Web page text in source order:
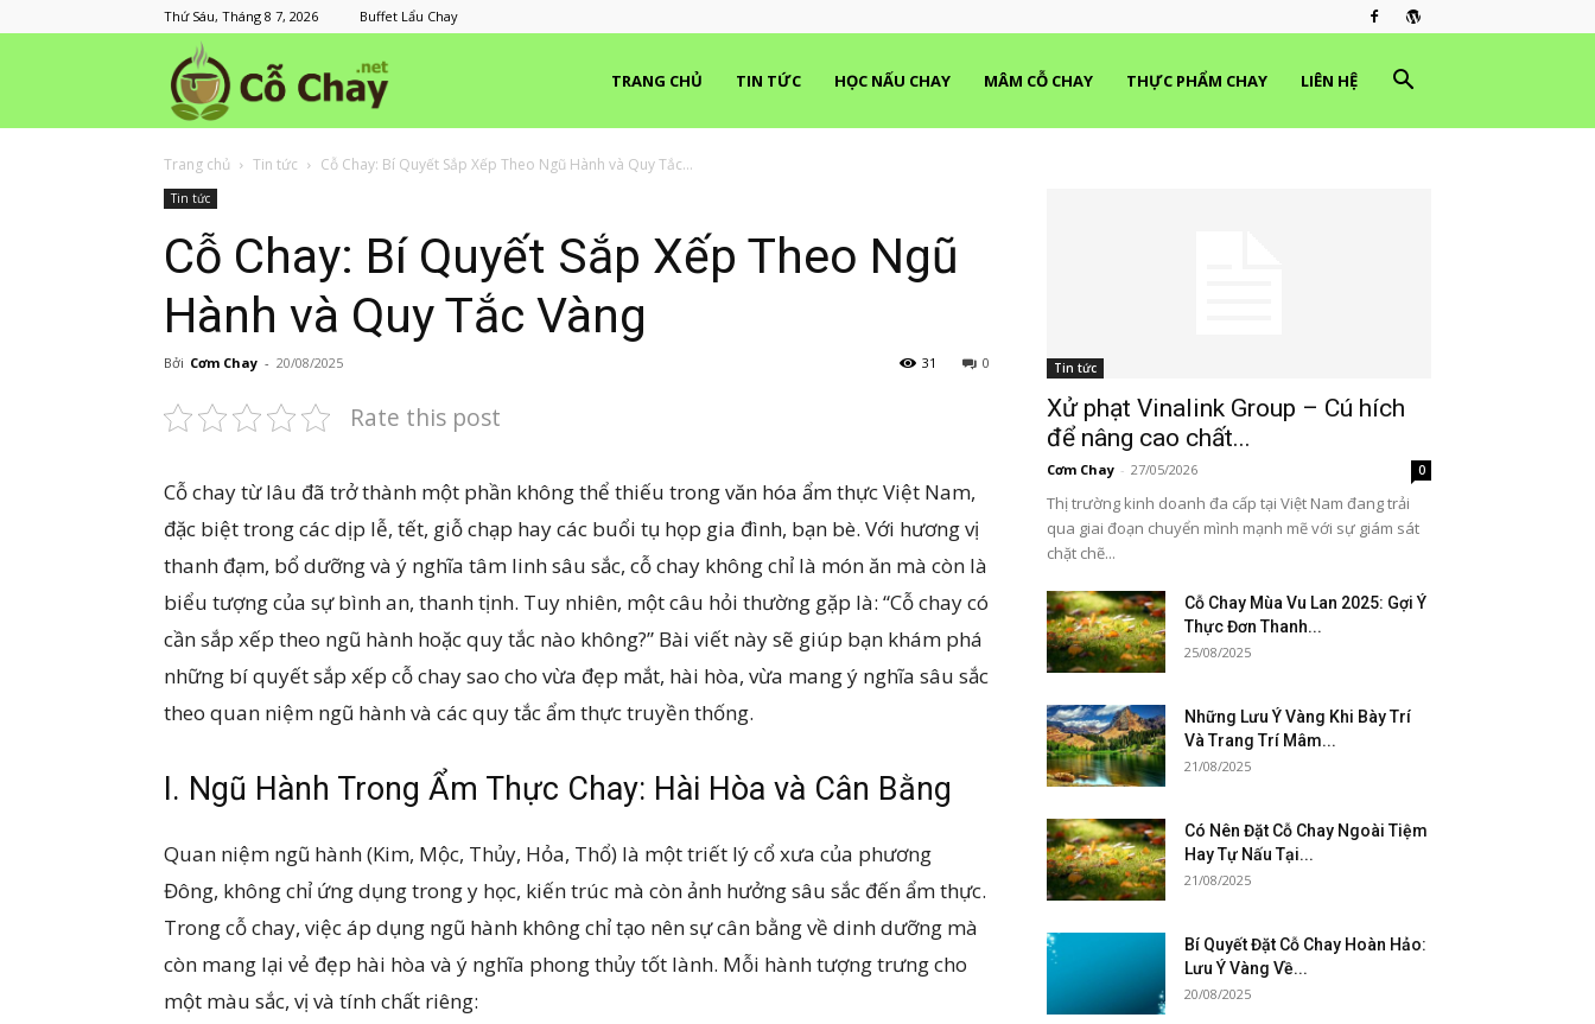
Thứ Sáu, Tháng 8 7, 2026 Buffet Lẩu Chay
Chay
TRANG CHỦ TIN TỨC HỌC NẤU CHAY MÂM CỖ CHAY THỰC PHẨM CHAY LIÊN HỆ
Trang chủ Tin tức Cỗ Chay: Bí Quyết Sắp Xếp Theo Ngũ Hành và Quy Tắc...
Tin tức
Cỗ Chay: Bí Quyết Sắp Xếp Theo Ngũ
Hành và Quy Tắc Vàng
Bởi Cơm Chay - 20/08/2025 0
31
Rate this post
Cỗ chay từ lâu đã trở thành một phần không thể thiếu trong văn hóa ẩm thực Việt Nam,
đặc biệt trong các dịp lễ, tết, giỗ chạp hay các buổi tụ họp gia đình, bạn bè. Với hương vị
thanh đạm, bổ dưỡng và ý nghĩa tâm linh sâu sắc, cỗ chay không chỉ là món ăn mà còn là
biểu tượng của sự bình an, thanh tịnh. Tuy nhiên, một câu hỏi thường gặp là: “Cỗ chay có
cần sắp xếp theo ngũ hành hoặc quy tắc nào không?” Bài viết này sẽ giúp bạn khám phá
những bí quyết sắp xếp cỗ chay sao cho vừa đẹp mắt, hài hòa, vừa mang ý nghĩa sâu sắc
theo quan niệm ngũ hành và các quy tắc ẩm thực truyền thống.
I. Ngũ Hành Trong Ẩm Thực Chay: Hài Hòa và Cân Bằng
Quan niệm ngũ hành (Kim, Mộc, Thủy, Hỏa, Thổ) là một triết lý cổ xưa của phương
Đông, không chỉ ứng dụng trong y học, kiến trúc mà còn ảnh hưởng sâu sắc đến ẩm thực.
Trong cỗ chay, việc áp dụng ngũ hành không chỉ tạo nên sự cân bằng về dinh dưỡng mà
còn mang lại vẻ đẹp hài hòa và ý nghĩa phong thủy tốt lành. Mỗi hành tượng trưng cho
một màu sắc, vị và tính chất riêng:
Tin tức
Xử phạt Vinalink Group – Cú hích
để nâng cao chất...
Cơm Chay - 27/05/2026 0
Thị trường kinh doanh đa cấp tại Việt Nam đang trải
qua giai đoạn chuyển mình mạnh mẽ với sự giám sát
chặt chẽ...
Cỗ Chay Mùa Vu Lan 2025: Gợi Ý
Thực Đơn Thanh...
25/08/2025
Những Lưu Ý Vàng Khi Bày Trí
Và Trang Trí Mâm...
21/08/2025
Có Nên Đặt Cỗ Chay Ngoài Tiệm
Hay Tự Nấu Tại...
21/08/2025
Bí Quyết Đặt Cỗ Chay Hoàn Hảo:
Lưu Ý Vàng Về...
20/08/2025